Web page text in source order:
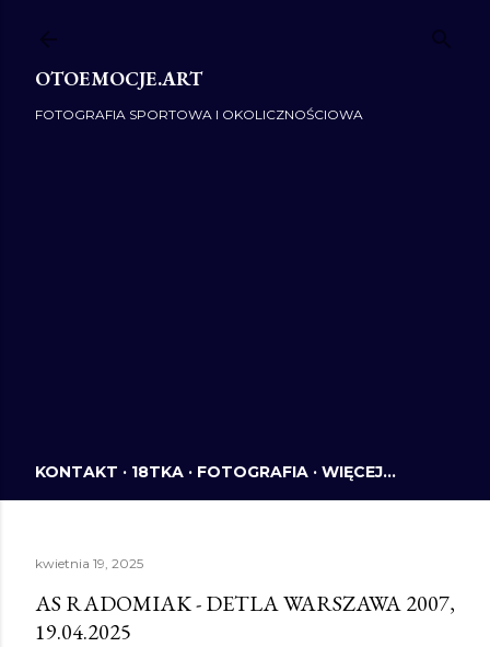
OTOEMOCJE.ART
FOTOGRAFIA SPORTOWA I OKOLICZNOŚCIOWA
KONTAKT 18TKA FOTOGRAFIA WIĘCEJ…
kwietnia 19, 2025
AS RADOMIAK - DETLA WARSZAWA 2007,
19.04.2025